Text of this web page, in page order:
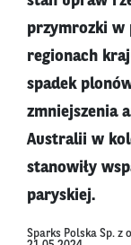
przymrozki w
regionach
spadek
zmniejszenia
Australii w
stanowiły
paryskiej.
Sparks Polska Sp. z